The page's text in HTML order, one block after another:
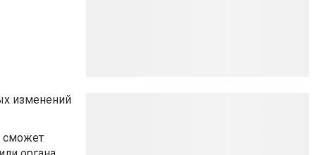
изменений
сможет